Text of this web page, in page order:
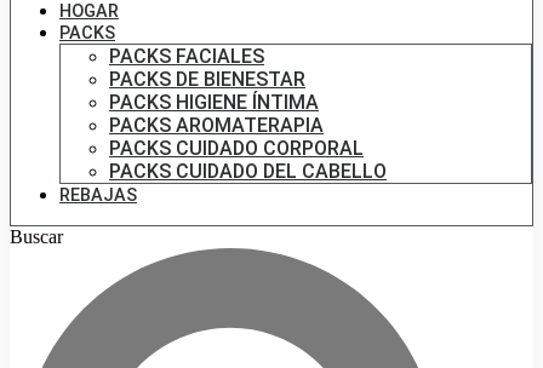
HOGAR
PACKS
PACKS FACIALES
PACKS DE BIENESTAR
PACKS HIGIENE ÍNTIMA
PACKS AROMATERAPIA
PACKS CUIDADO CORPORAL
PACKS CUIDADO DEL CABELLO
REBAJAS
Buscar